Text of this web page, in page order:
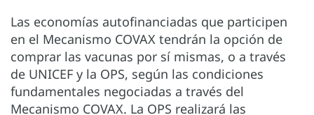
Las economías autofinanciadas que participen
en el Mecanismo COVAX tendrán la opción de
comprar las vacunas por sí mismas, o a través
de UNICEF y la OPS, según las condiciones
fundamentales negociadas a través del
Mecanismo COVAX. La OPS realizará las